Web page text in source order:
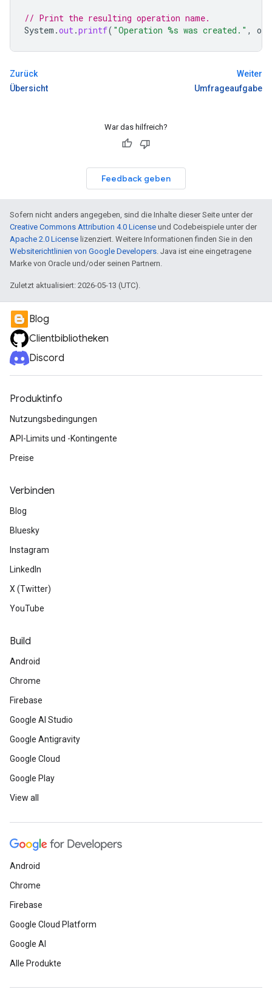
// Print the resulting operation name.
System .out.printf( "Operation %s was created." ,
Zurück
Übersicht
Weiter
Umfrageaufgabe
War das hilfreich?
Feedback geben
Sofern nicht anders angegeben, sind die Inhalte dieser Seite unter der
Creative Commons Attribution 4.0 License und Codebeispiele unter der
Apache 2.0 License lizenziert. Weitere Informationen finden Sie in den
Websiterichtlinien von Google Developers. Java ist eine eingetragene
Marke von Oracle und/oder seinen Partnern.
Zuletzt aktualisiert: 2026-05-13 (UTC).
Blog
Clientbibliotheken
Discord
Produktinfo
Nutzungsbedingungen
API-Limits und -Kontingente
Preise
Verbinden
Blog
Bluesky
Instagram
LinkedIn
X (Twitter)
YouTube
Build
Android
Chrome
Firebase
Google AI Studio
Google Antigravity
Google Cloud
Google Play
View all
Android
Chrome
Firebase
Google Cloud Platform
Google AI
Alle Produkte